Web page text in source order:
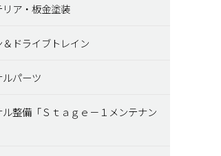
リア・板金塗装
ドライブトレイン
パーツ
ル整備「Ｓｔａｇｅ－１メンテナン